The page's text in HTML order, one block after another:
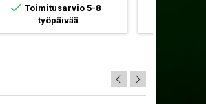
 Toimitusarvio 5-8
työpäivää